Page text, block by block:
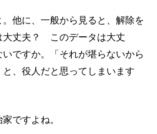
他に、一般から見ると、解除を
大丈夫？ このデータは大丈
ですか。「それが堪らないから
、役人だと思ってしまいます
ですよね。